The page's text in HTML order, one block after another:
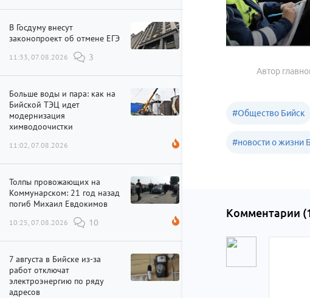
В Госдуму внесут
законопроект об отмене ЕГЭ
11:33, 07.08.2026 3
Больше воды и пара: как на
Бийской ТЭЦ идет
модернизация
химводоочистки
11:02, 07.08.2026
Толпы провожающих на
Коммунарском: 21 год назад
погиб Михаил Евдокимов
10:25, 07.08.2026 10
7 августа в Бийске из-за
работ отключат
электроэнергию по ряду
адресов
Автор
#Общество Бийск
#новости о жизни
Комментарии (